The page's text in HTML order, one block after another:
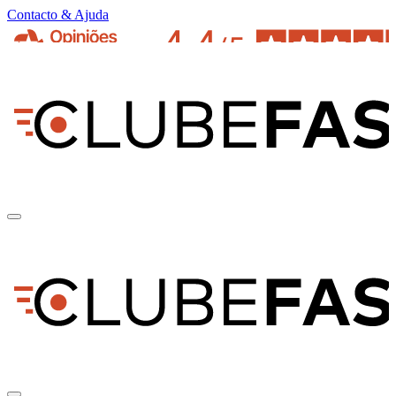
Contacto & Ajuda